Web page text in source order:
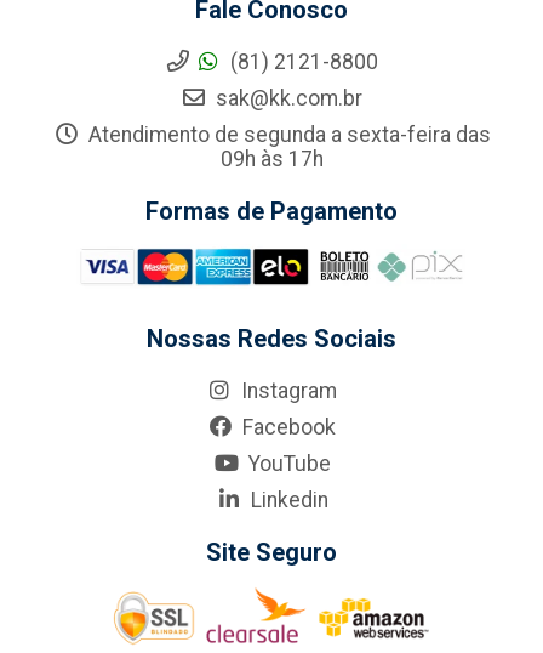
Fale Conosco
(81) 2121-8800
sak@kk.com.br
Atendimento de segunda a sexta-feira das
09h às 17h
Formas de Pagamento
Nossas Redes Sociais
Instagram
Facebook
YouTube
Linkedin
Site Seguro